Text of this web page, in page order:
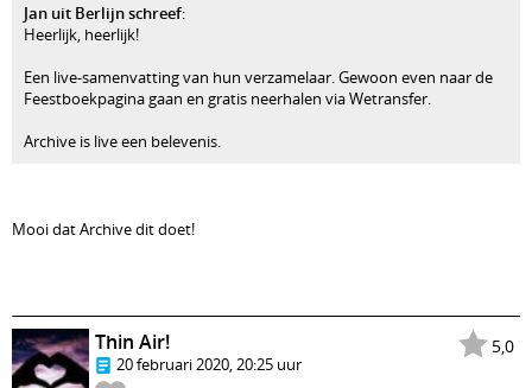
Jan uit Berlijn schreef:
Heerlijk, heerlijk!
Een live-samenvatting van hun verzamelaar. Gewoon even naar de
Feestboekpagina gaan en gratis neerhalen via Wetransfer.
Archive is live een belevenis.
Mooi dat Archive dit doet!
5,0
Thin Air!
20 februari 2020, 20:25 uur